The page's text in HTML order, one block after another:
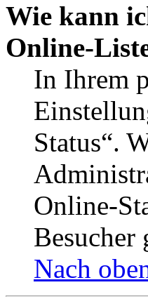
Wie kann
Online-
In Ihrem
Status“.
Online-
Besucher
Nach